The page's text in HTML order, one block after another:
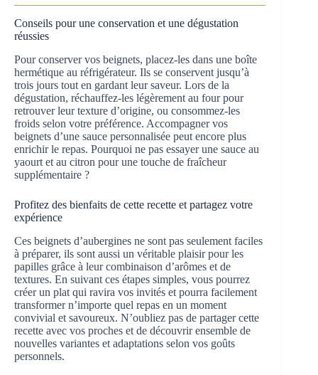
Conseils pour une conservation et une dégustation
réussies
Pour conserver vos beignets, placez-les dans une boîte
hermétique au réfrigérateur. Ils se conservent jusqu’à
trois jours tout en gardant leur saveur. Lors de la
dégustation, réchauffez-les légèrement au four pour
retrouver leur texture d’origine, ou consommez-les
froids selon votre préférence. Accompagner vos
beignets d’une sauce personnalisée peut encore plus
enrichir le repas. Pourquoi ne pas essayer une sauce au
yaourt et au citron pour une touche de fraîcheur
supplémentaire ?
Profitez des bienfaits de cette recette et partagez votre
expérience
Ces beignets d’aubergines ne sont pas seulement faciles
à préparer, ils sont aussi un véritable plaisir pour les
papilles grâce à leur combinaison d’arômes et de
textures. En suivant ces étapes simples, vous pourrez
créer un plat qui ravira vos invités et pourra facilement
transformer n’importe quel repas en un moment
convivial et savoureux. N’oubliez pas de partager cette
recette avec vos proches et de découvrir ensemble de
nouvelles variantes et adaptations selon vos goûts
personnels.